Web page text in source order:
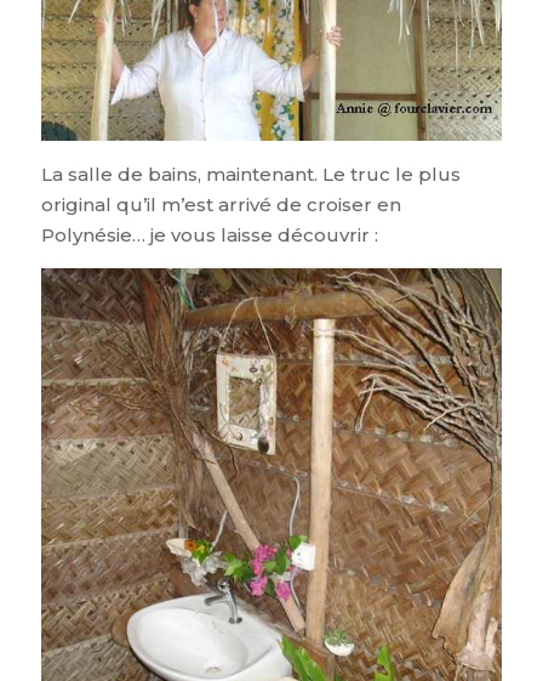
La salle de bains, maintenant. Le truc le plus
original qu’il m’est arrivé de croiser en
Polynésie… je vous laisse découvrir :